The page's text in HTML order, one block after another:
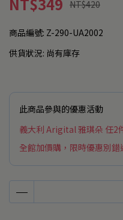
NT$420
商品編號: Z-290-UA2002
供貨狀況: 尚有庫存
此商品參與的優惠活動
義大利 Arigital 雅琪朵 任2
全館加價購，限時優惠別錯